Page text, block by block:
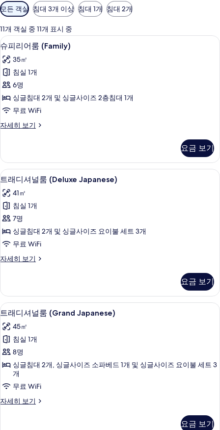
객
실
에
사
용
가
능
한
터
모든 객실 침대 3개 이상 침대 1개 침대 2개
11개 객실 중 11개 표시 중
슈
피
리
어
룸
(Family)
사
진
두
보
기
객실 내 금고, 책상, 다리미/다리미판,
9
슈피리어룸 (Family)
35㎡
침실 1개
6명
싱글침대 2개 및 싱글사이즈 2층침대 1개
무료 WiFi
자세히 보기
슈
룸
(Family)
자
히
보
기
요금 보기
트
래
디
셔
널
룸
(Deluxe
Japanese)
모
두
보
기
객실 내 금고, 책상, 다리미/다리미판,
11
트래디셔널룸 (Deluxe Japanese)
41㎡
침실 1개
7명
싱글침대 2개 및 싱글사이즈 요이불 세트 3개
무료 WiFi
자세히 보기
트
널
룸
(Deluxe
Japanese)
자
세
히
보
기
요금 보기
트
래
디
셔
널
(Grand
Japanese)
사
객실 내 금고, 책상, 다리미/다리미판,
14
트래디셔널룸 (Grand Japanese)
45㎡
침실 1개
8명
싱글침대 2개, 싱글사이즈 소파베드 1개 및 싱글사이즈 요이불 세트 3
개
무료 WiFi
자세히 보기
트
요금 보기